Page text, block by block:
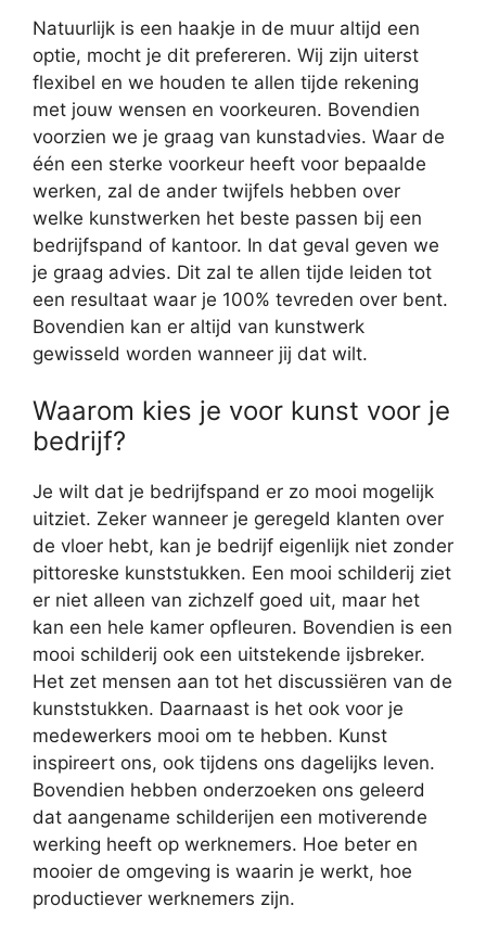
Natuurlijk is een haakje in de muur altijd een
optie, mocht je dit prefereren. Wij zijn uiterst
flexibel en we houden te allen tijde rekening
met jouw wensen en voorkeuren. Bovendien
voorzien we je graag van kunstadvies. Waar de
één een sterke voorkeur heeft voor bepaalde
werken, zal de ander twijfels hebben over
welke kunstwerken het beste passen bij een
bedrijfspand of kantoor. In dat geval geven we
je graag advies. Dit zal te allen tijde leiden tot
een resultaat waar je 100% tevreden over bent.
Bovendien kan er altijd van kunstwerk
gewisseld worden wanneer jij dat wilt.
Waarom kies je voor kunst voor je
bedrijf?
Je wilt dat je bedrijfspand er zo mooi mogelijk
uitziet. Zeker wanneer je geregeld klanten over
de vloer hebt, kan je bedrijf eigenlijk niet zonder
pittoreske kunststukken. Een mooi schilderij ziet
er niet alleen van zichzelf goed uit, maar het
kan een hele kamer opfleuren. Bovendien is een
mooi schilderij ook een uitstekende ijsbreker.
Het zet mensen aan tot het discussiëren van de
kunststukken. Daarnaast is het ook voor je
medewerkers mooi om te hebben. Kunst
inspireert ons, ook tijdens ons dagelijks leven.
Bovendien hebben onderzoeken ons geleerd
dat aangename schilderijen een motiverende
werking heeft op werknemers. Hoe beter en
mooier de omgeving is waarin je werkt, hoe
productiever werknemers zijn.